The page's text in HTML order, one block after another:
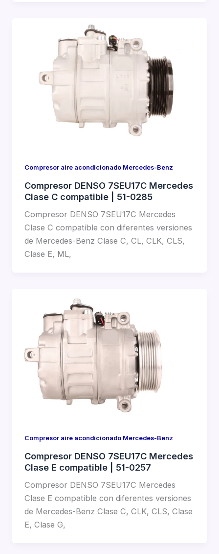
Compresor aire acondicionado Mercedes-Benz
Compresor DENSO 7SEU17C Mercedes
Clase C compatible | 51-0285
Compresor DENSO 7SEU17C Mercedes
Clase C compatible con diferentes versiones
de Mercedes-Benz Clase C, CL, CLK, CLS,
Clase E, ML,
Compresor aire acondicionado Mercedes-Benz
Compresor DENSO 7SEU17C Mercedes
Clase E compatible | 51-0257
Compresor DENSO 7SEU17C Mercedes
Clase E compatible con diferentes versiones
de Mercedes-Benz Clase C, CLK, CLS, Clase
E, Clase G,